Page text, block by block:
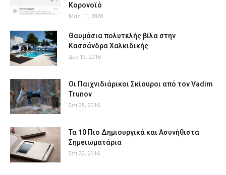
Κορονοϊό
Μαρ 11, 2020
Θαυμάσια πολυτελής βίλα στην
Κασσάνδρα Χαλκιδικής
Δεκ 19, 2016
Οι Παιχνιδιάρικοι Σκίουροι από τον Vadim
Trunov
Σεπ 28, 2016
Τα 10 Πιο Δημιουργικά και Ασυνήθιστα
Σημειωματάρια
Σεπ 22, 2016